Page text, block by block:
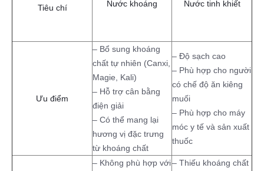
Tiêu chí Nước khoáng Nước tinh khiết
Ưu điểm
– Bổ sung khoáng
chất tự nhiên (Canxi,
Magie, Kali)
– Hỗ trợ cân bằng
điện giải
– Có thể mang lại
hương vị đặc trưng
từ khoáng chất
– Độ sạch cao
– Phù hợp cho người
có chế độ ăn kiêng
muối
– Phù hợp cho máy
móc y tế và sản xuất
thuốc
– Không phù hợp với– Thiếu khoáng chất